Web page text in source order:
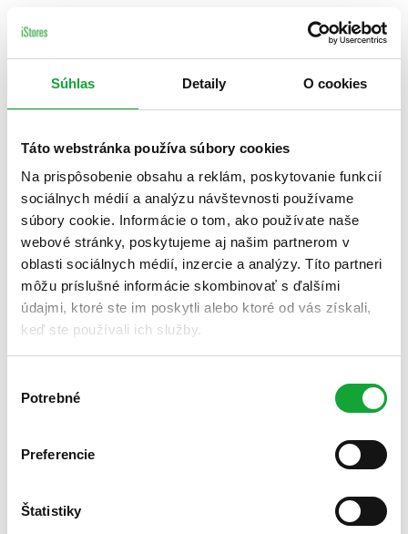
Súhlas Detaily O cookies
Táto webstránka používa súbory cookies
Na prispôsobenie obsahu a reklám, poskytovanie funkcií
sociálnych médií a analýzu návštevnosti používame
súbory cookie. Informácie o tom, ako používate naše
webové stránky, poskytujeme aj našim partnerom v
oblasti sociálnych médií, inzercie a analýzy. Títo partneri
môžu príslušné informácie skombinovať s ďalšími
údajmi, ktoré ste im poskytli alebo ktoré od vás získali,
keď ste používali ich služby.
súhlasu
Potrebné
Preferencie
Štatistiky